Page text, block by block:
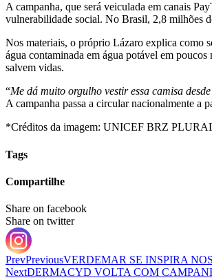
A campanha, que será veiculada em canais
vulnerabilidade social. No Brasil, 2,8 milhões
Nos materiais, o próprio Lázaro explica como
água contaminada em água potável em
salvem vidas.
“Me dá muito orgulho vestir essa camisa
A campanha passa a circular nacionalmente a
*Créditos da imagem: UNICEF BRZ
Tags
Compartilhe
Share on facebook
Share on twitter
PrevPreviousVERDEMAR SE INSPIRA
NextDERMACYD VOLTA COM